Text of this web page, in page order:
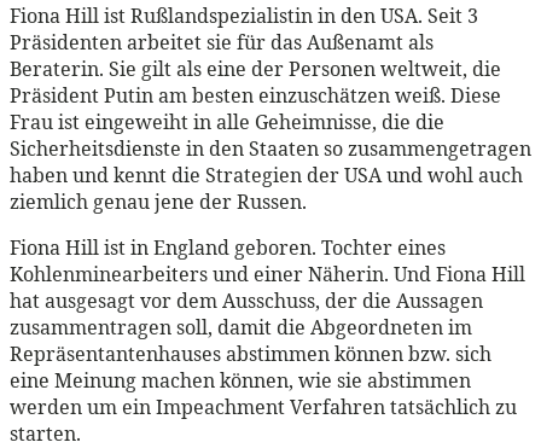
Fiona Hill ist Rußlandspezialistin in den USA. Seit 3
Präsidenten arbeitet sie für das Außenamt als
Beraterin. Sie gilt als eine der Personen weltweit, die
Präsident Putin am besten einzuschätzen weiß. Diese
Frau ist eingeweiht in alle Geheimnisse, die die
Sicherheitsdienste in den Staaten so zusammengetragen
haben und kennt die Strategien der USA und wohl auch
ziemlich genau jene der Russen.
Fiona Hill ist in England geboren. Tochter eines
Kohlenminearbeiters und einer Näherin. Und Fiona Hill
hat ausgesagt vor dem Ausschuss, der die Aussagen
zusammentragen soll, damit die Abgeordneten im
Repräsentantenhauses abstimmen können bzw. sich
eine Meinung machen können, wie sie abstimmen
werden um ein Impeachment Verfahren tatsächlich zu
starten.